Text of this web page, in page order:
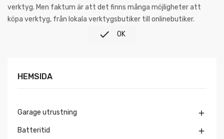
verktyg. Men faktum är att det finns många möjligheter att
köpa verktyg, från lokala verktygsbutiker till onlinebutiker.
 OK
HEMSIDA
Garage utrustning 
Batteritid 